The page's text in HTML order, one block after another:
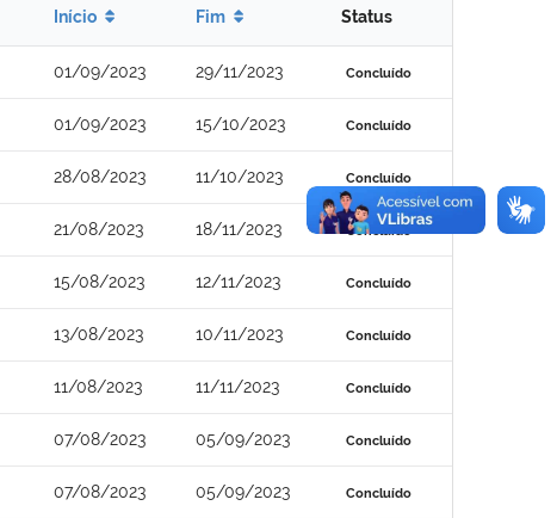
Início Fim Status
01/09/2023 29/11/2023 Concluído
01/09/2023 15/10/2023 Concluído
28/08/2023 11/10/2023 Concluído
21/08/2023 18/11/2023 Concluído
15/08/2023 12/11/2023 Concluído
13/08/2023 10/11/2023 Concluído
11/08/2023 11/11/2023 Concluído
07/08/2023 05/09/2023 Concluído
07/08/2023 05/09/2023 Concluído